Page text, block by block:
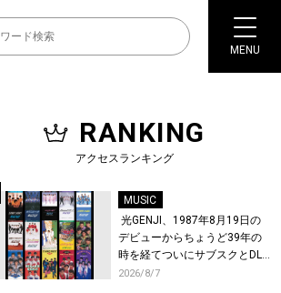
MENU
RANKING
アクセスランキング
MUSIC
光GENJI、1987年8月19日の
デビューからちょうど39年の
時を経てついにサブスクとDL
配信が解禁！
2026/8/7